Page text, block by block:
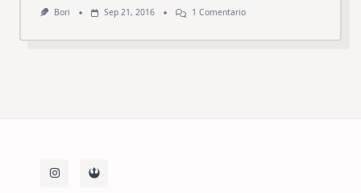
Bori Sep 21, 2016 1 ComentarioEn